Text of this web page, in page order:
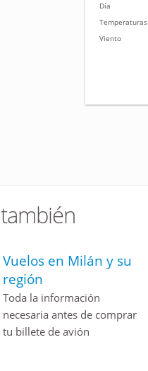
Día
Temperaturas
Viento
también
Vuelos en Milán y su
región
Toda la información
necesaria antes de comprar
tu billete de avión